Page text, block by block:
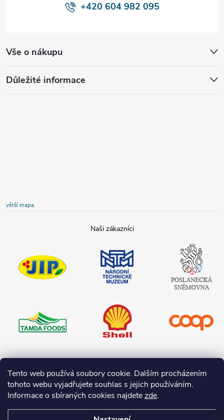
Tento web používá soubory cookie. Dalším procházením
tohoto webu vyjadřujete souhlas s jejich používáním.
Informace o sbíraných cookies najdetezde.
+420 604 982 095
Vše o nákupu
Důležité informace
větší mapa
technické
muzeum
Poslanecká
sněmovna
České
republiky
Teta drogerie